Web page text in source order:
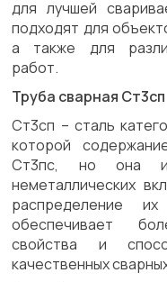
для лучшей
подходят для
а также для
работ.
Труба сварная Ст3сп
Ст3сп – сталь
которой
Ст3пс, но она
неметаллических
распределение
обеспечивает
свойства и
качественных